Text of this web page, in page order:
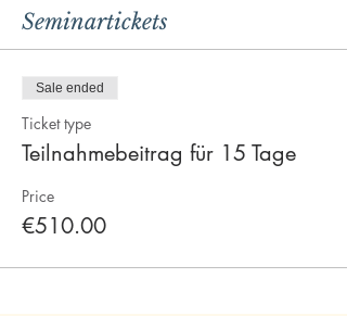
Seminartickets
Sale ended
Ticket type
Teilnahmebeitrag für 15 Tage
Price
€510.00